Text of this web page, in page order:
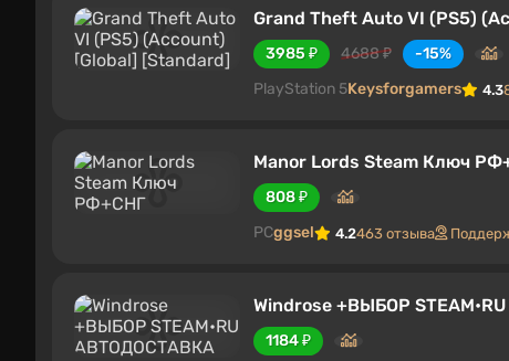
Grand Theft Auto VI (PS5)
3985 ₽ 4688 ₽ -15%
PlayStation 5Keysforgamers 4.3
Manor Lords Steam Ключ
808 ₽
PCggsel 4.2463 отзыва
Windrose +ВЫБОР
1184 ₽